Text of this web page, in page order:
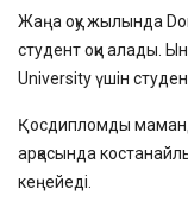
Жаңа оқу жылында
студент оқи алады.
University үшін
Қосдипломды
арқасында
кеңейеді.